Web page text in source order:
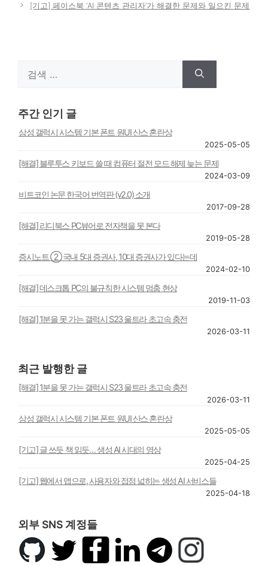
[기고] 페이스북 ‘AI 콘텐츠 관리자’가 해결한 문제와 일으킨 문제
주간 인기 글
삼성 갤럭시 시스템 기본 폰트 원UI 산스 혼란상
2025-05-05
[해결] 블루투스 키보드 쓸 때 컴퓨터 절전 모드 해제 늦는 문제
2024-03-09
비트코인 논문 한국어 번역판 (v2.0) 소개
2017-09-28
[해결] 리디북스 PC뷰어로 전자책을 못 본다
2019-05-28
증시노트 ② 국내 5대 증권사, 10대 증권사가 있다는데
2024-02-10
[해결] 데스크톱 PC의 불규칙한 시스템 멈춤 현상
2019-11-03
[해결] 1분을 못 가는 갤럭시 S23 울트라 초고속 충전
2026-03-11
최근 발행한 글
[해결] 1분을 못 가는 갤럭시 S23 울트라 초고속 충전
2026-03-11
삼성 갤럭시 시스템 기본 폰트 원UI 산스 혼란상
2025-05-05
[기고] 글 쓰듯 책 읽듯… 생성 AI 시대의 영상
2025-04-25
[기고] 웹에서 앱으로, 사용자와 접점 넓히는 생성 AI 서비스들
2025-04-18
외부 SNS 계정들
깃
허
트
위
페
링
텔
레
인
스